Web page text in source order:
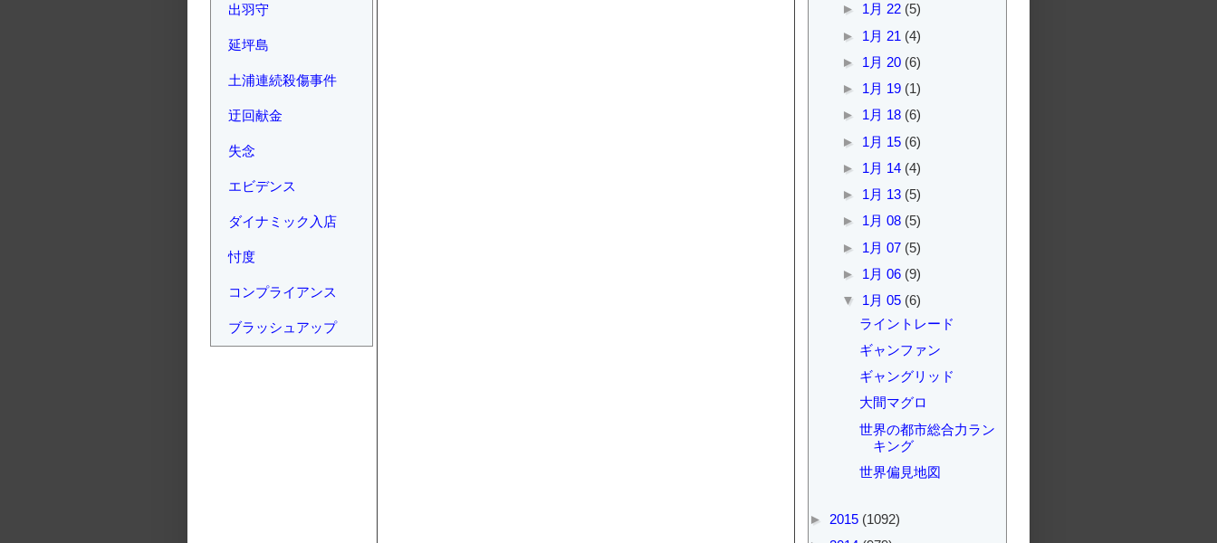
出羽守
延坪島
土浦連続殺傷事件
迂回献金
失念
エビデンス
ダイナミック入店
忖度
コンプライアンス
ブラッシュアップ
► 1月 22 (5)
► 1月 21 (4)
► 1月 20 (6)
► 1月 19 (1)
► 1月 18 (6)
► 1月 15 (6)
► 1月 14 (4)
► 1月 13 (5)
► 1月 08 (5)
► 1月 07 (5)
► 1月 06 (9)
▼ 1月 05 (6)
ライントレード
ギャンファン
ギャングリッド
大間マグロ
世界の都市総合力ラン
キング
世界偏見地図
► 2015 (1092)